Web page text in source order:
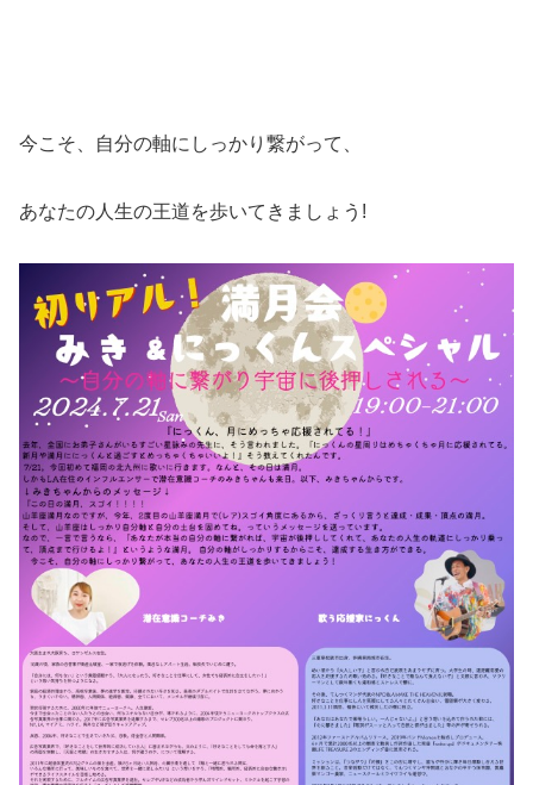
今こそ、自分の軸にしっかり繋がって、
あなたの人生の王道を歩いてきましょう!